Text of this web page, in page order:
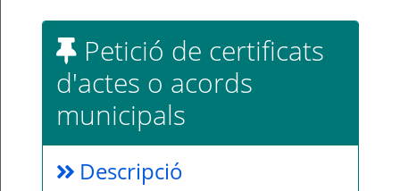
incidència,
Petició de certificats
d'actes o acords
municipals
Descripció